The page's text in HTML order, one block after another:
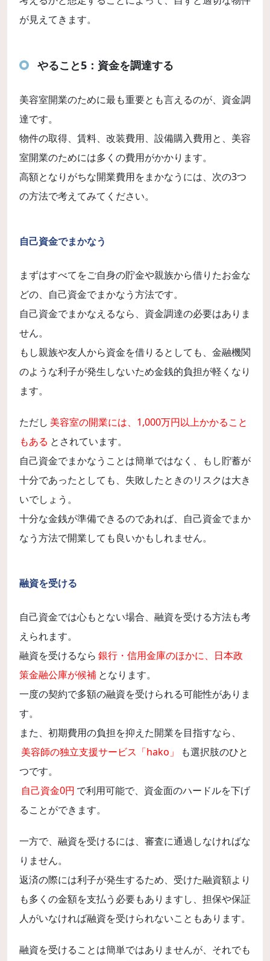
が見えてきます。
やること5：資金を調達する
美容室開業のために最も重要とも言えるのが、資金調
達です。
物件の取得、賃料、改装費用、設備購入費用と、美容
室開業のためには多くの費用がかかります。
高額となりがちな開業費用をまかなうには、次の3つ
の方法で考えてみてください。
自己資金でまかなう
まずはすべてをご自身の貯金や親族から借りたお金な
どの、自己資金でまかなう方法です。
自己資金でまかなえるなら、資金調達の必要はありま
せん。
もし親族や友人から資金を借りるとしても、金融機関
のような利子が発生しないため金銭的負担が軽くなり
ます。
ただし 美容室の開業には、1,000万円以上かかること
もある とされています。
自己資金でまかなうことは簡単ではなく、もし貯蓄が
十分であったとしても、失敗したときのリスクは大き
いでしょう。
十分な金銭が準備できるのであれば、自己資金でまか
なう方法で開業しても良いかもしれません。
融資を受ける
自己資金では心もとない場合、融資を受ける方法も考
えられます。
融資を受けるなら 銀行・信用金庫のほかに、日本政
策金融公庫が候補 となります。
一度の契約で多額の融資を受けられる可能性がありま
す。
また、初期費用の負担を抑えた開業を目指すなら、
美容師の独立支援サービス「hako」
も選択肢のひと
つです。
自己資金0円 で利用可能で、資金面のハードルを下げ
ることができます。
一方で、融資を受けるには、審査に通過しなければな
りません。
返済の際には利子が発生するため、受けた融資額より
も多くの金額を支払う必要もありますし、担保や保証
人がいなければ融資を受けられないこともあります。
融資を受けることは簡単ではありませんが、それでも